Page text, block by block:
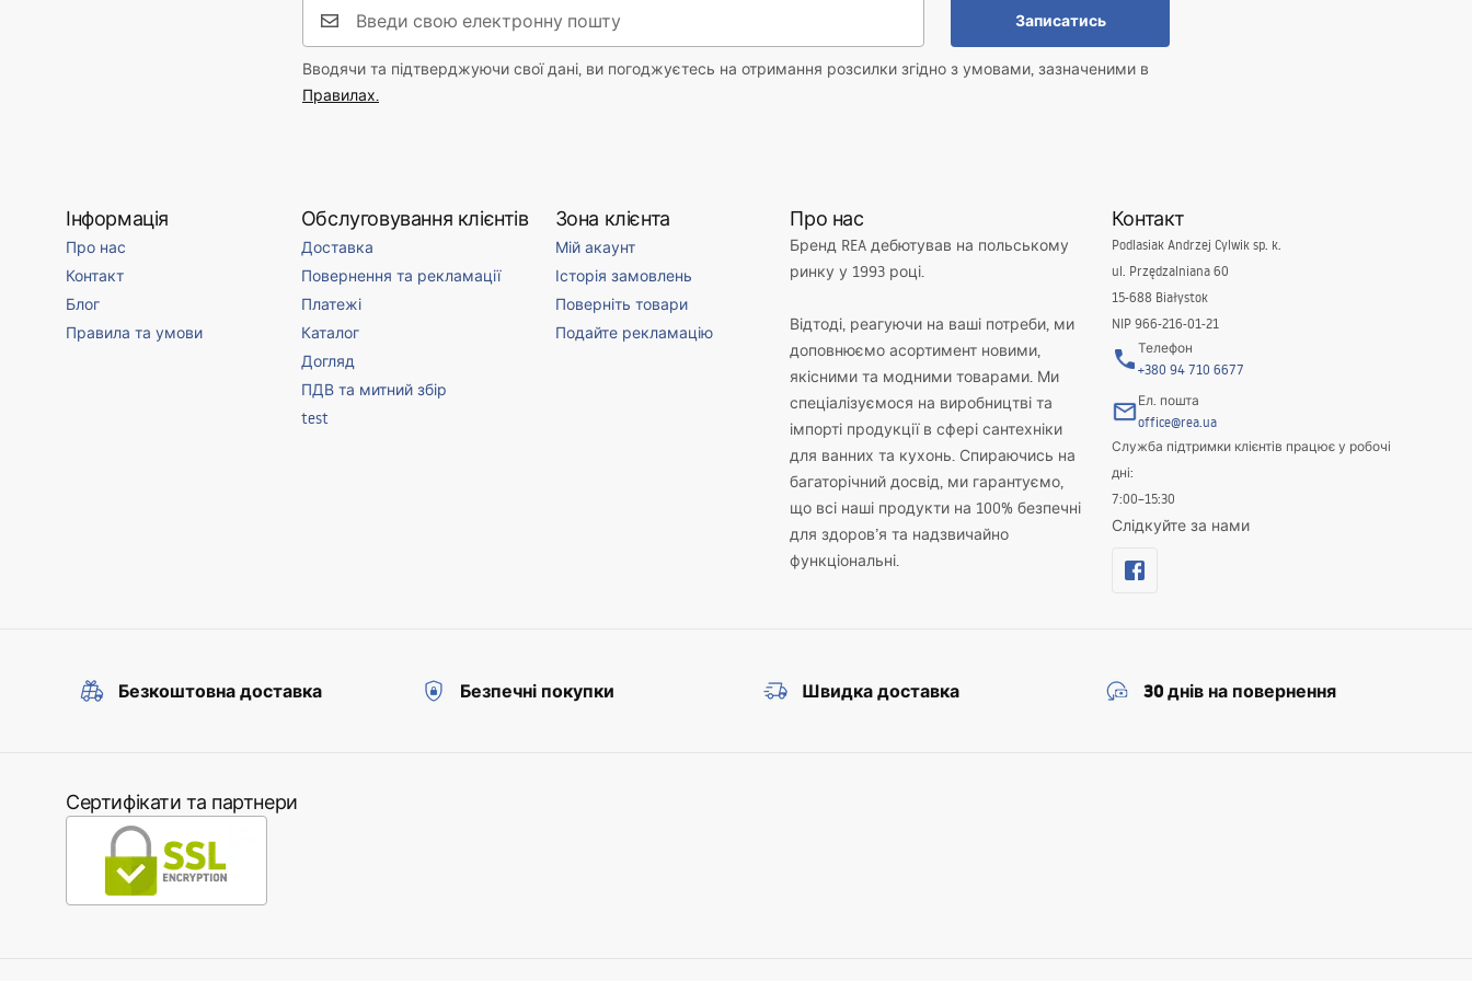
Записатись
Вводячи та підтверджуючи свої дані, ви погоджуєтесь на отримання розсилки згідно з умовами, зазначеними в
Правилах.
Інформація
Про нас
Контакт
Блог
Правила та умови
Обслуговування клієнтів
Доставка
Повернення та рекламації
Платежі
Каталог
Догляд
ПДВ та митний збір
test
Зона клієнта
Мій акаунт
Історія замовлень
Поверніть товари
Подайте рекламацію
Про нас
Бренд REA дебютував на польському
ринку у 1993 році.
Відтоді, реагуючи на ваші потреби, ми
доповнюємо асортимент новими,
якісними та модними товарами. Ми
спеціалізуємося на виробництві та
імпорті продукції в сфері сантехніки
для ванних та кухонь. Спираючись на
багаторічний досвід, ми гарантуємо,
що всі наші продукти на 100% безпечні
для здоров’я та надзвичайно
функціональні.
Контакт
Podlasiak Andrzej Cylwik sp. k.
ul. Przędzalniana 60
15-688 Białystok
NIP 966-216-01-21
Телефон
+380 94 710 6677
Ел. пошта
office@rea.ua
Служба підтримки клієнтів працює у робочі
дні:
7:00–15:30
Слідкуйте за нами
Безкоштовна доставка Безпечні покупки Швидка доставка 30 днів на повернення
Сертифікати та партнери